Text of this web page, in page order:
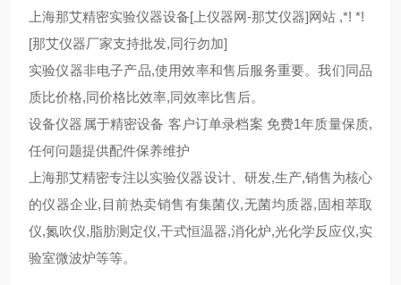
上海那艾精密实验仪器设备[上仪器网-那艾仪器]网站 ,*! *!
[那艾仪器厂家支持批发,同行勿加]
实验仪器非电子产品,使用效率和售后服务重要。我们同品
质比价格,同价格比效率,同效率比售后。
设备仪器属于精密设备 客户订单录档案 免费1年质量保质,
任何问题提供配件保养维护
上海那艾精密专注以实验仪器设计、研发,生产,销售为核心
的仪器企业,目前热卖销售有集菌仪,无菌均质器,固相萃取
仪,氮吹仪,脂肪测定仪,干式恒温器,消化炉,光化学反应仪,实
验室微波炉等等。